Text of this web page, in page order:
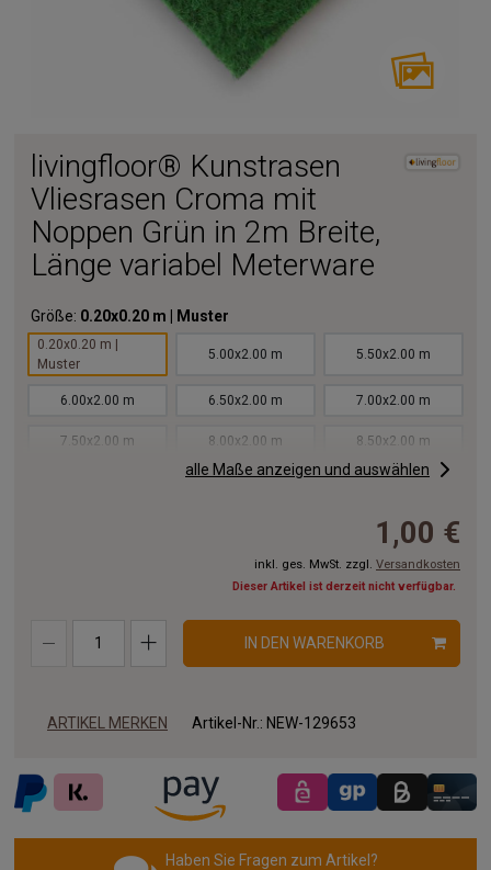
livingfloor® Kunstrasen
Vliesrasen Croma mit
Noppen Grün in 2m Breite,
Länge variabel Meterware
Größe: 0.20x0.20 m | Muster
0.20x0.20 m |
Muster
5.00x2.00 m 5.50x2.00 m
6.00x2.00 m 6.50x2.00 m 7.00x2.00 m
7.50x2.00 m 8.00x2.00 m 8.50x2.00 m
9.50x2.00 m 10.00x2.00 m
13.00x2.00 m
15.00x2.00 m 16.00x2.00 m
20.00x2.00 m
alle Maße anzeigen und auswählen
1,00 €
inkl. ges. MwSt. zzgl. Versandkosten
Dieser Artikel ist derzeit nicht verfügbar.
IN DEN WARENKORB
ARTIKEL MERKEN Artikel-Nr.: NEW-129653
Haben Sie Fragen zum Artikel?